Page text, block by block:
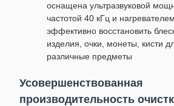
оснащена ультразвуковой
частотой 40 кГц и
эффективно восстановить
изделия, очки, монеты, кисти
различные предметы
Усовершенствованная
производительность